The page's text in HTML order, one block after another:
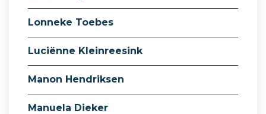
Lonneke Toebes
Luciënne Kleinreesink
Manon Hendriksen
Manuela Dieker